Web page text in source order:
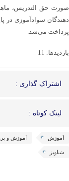
صورت حق التدریس،
دهندگان سوادآموزی در
پرداخت می‌شد.
بازدیدها: 11
اشتراک گذاری :
لینک کوتاه :
آموزش آموزش و
شباویز